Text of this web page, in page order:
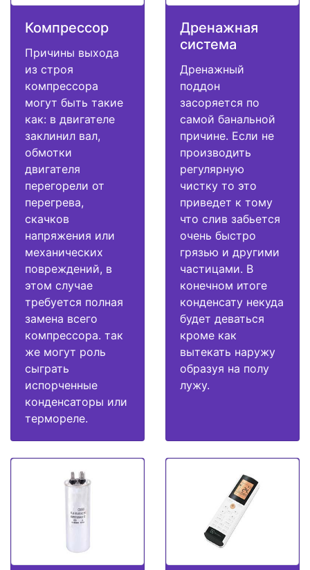
Компрессор
Причины выхода
из строя
компрессора
могут быть такие
как: в двигателе
заклинил вал,
обмотки
двигателя
перегорели от
перегрева,
скачков
напряжения или
механических
повреждений, в
этом случае
требуется полная
замена всего
компрессора. так
же могут роль
сыграть
испорченные
конденсаторы или
термореле.
Дренажная
система
Дренажный
поддон
засоряется по
самой банальной
причине. Если не
производить
регулярную
чистку то это
приведет к тому
что слив забьется
очень быстро
грязью и другими
частицами. В
конечном итоге
конденсату некуда
будет деваться
кроме как
вытекать наружу
образуя на полу
лужу.